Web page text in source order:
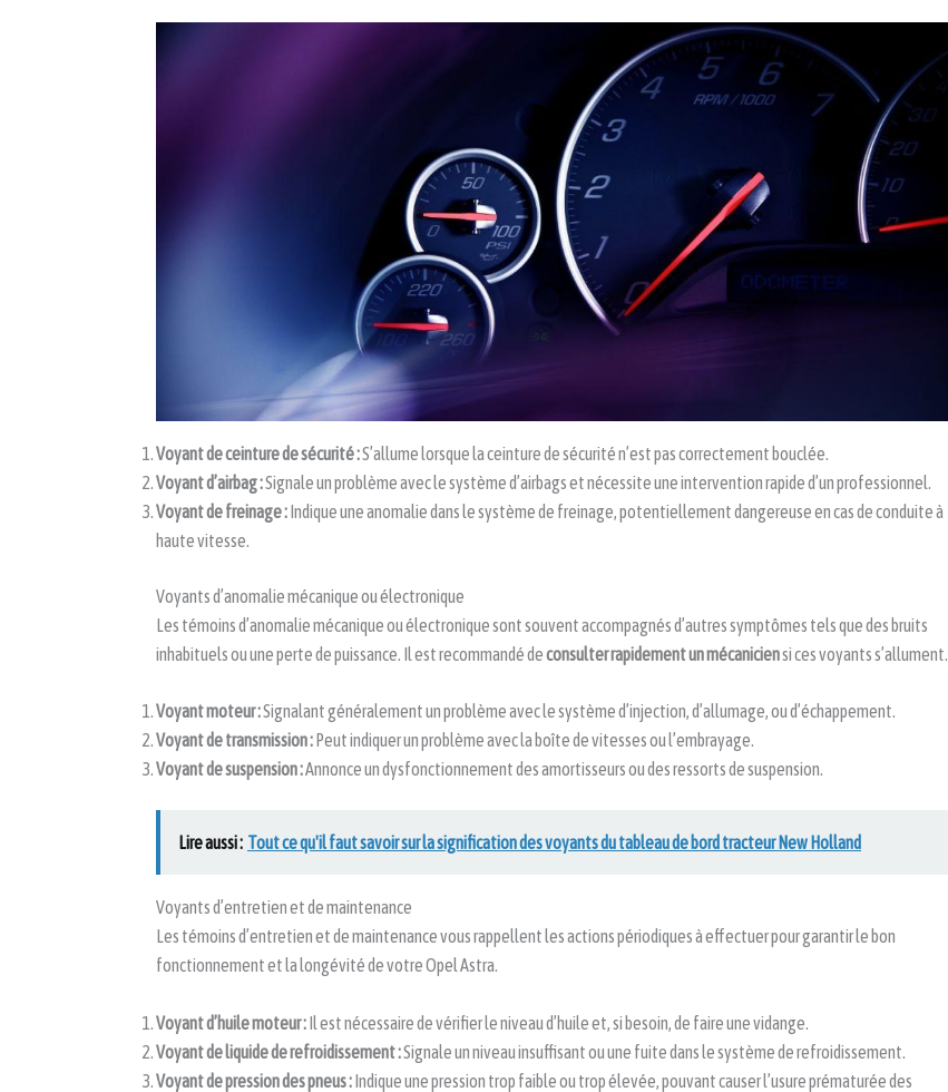
Voyant de ceinture de sécurité :S’allume lorsque la ceinture de sécurité n’est pas correctement bouclée.
Voyant d’airbag :Signale un problème avec le système d’airbags et nécessite une intervention rapide d’un professionnel.
Voyant de freinage :Indique une anomalie dans le système de freinage, potentiellement dangereuse en cas de conduite à
haute vitesse.
Voyants d’anomalie mécanique ou électronique
Les témoins d’anomalie mécanique ou électronique sont souvent accompagnés d’autres symptômes tels que des bruits
inhabituels ou une perte de puissance. Il est recommandé deconsulter rapidement un mécaniciensi ces voyants s’allument.
Voyant moteur :Signalant généralement un problème avec le système d’injection, d’allumage, ou d’échappement.
Voyant de transmission : Peut indiquer un problème avec la boîte de vitesses ou l’embrayage.
Voyant de suspension :Annonce un dysfonctionnement des amortisseurs ou des ressorts de suspension.
Lire aussi : Tout ce qu'il faut savoir sur la signification des voyants du tableau de bord tracteur New Holland
Voyants d’entretien et de maintenance
Les témoins d’entretien et de maintenance vous rappellent les actions périodiques à effectuer pour garantir le bon
fonctionnement et la longévité de votre Opel Astra.
Voyant d’huile moteur :Il est nécessaire de vérifier le niveau d’huile et, si besoin, de faire une vidange.
Voyant de liquide de refroidissement :Signale un niveau insuffisant ou une fuite dans le système de refroidissement.
Voyant de pression des pneus :Indique une pression trop faible ou trop élevée, pouvant causer l’usure prématurée des